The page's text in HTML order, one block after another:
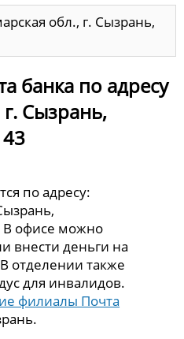
обл., г. Сызрань,
банка по адресу
Сызрань,
по адресу:
В офисе можно
внести деньги на
отделении также
для инвалидов.
филиалы Почта